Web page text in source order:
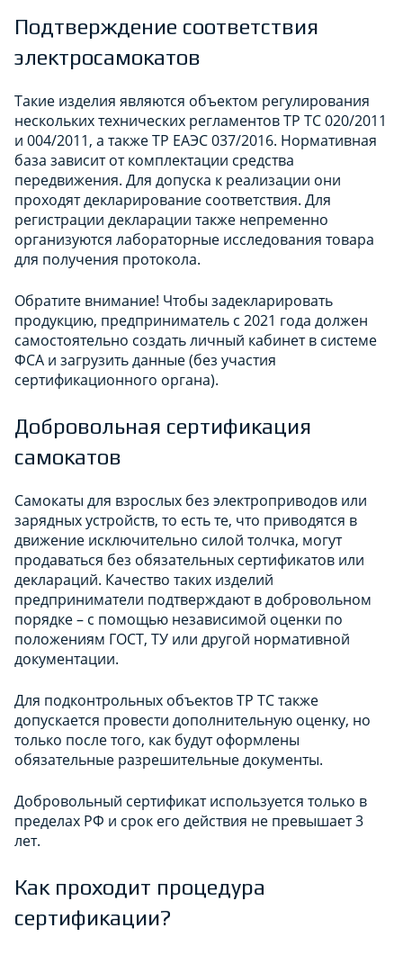
Подтверждение соответствия
электросамокатов
Такие изделия являются объектом регулирования
нескольких технических регламентов ТР ТС 020/2011
и 004/2011, а также ТР ЕАЭС 037/2016. Нормативная
база зависит от комплектации средства
передвижения. Для допуска к реализации они
проходят декларирование соответствия. Для
регистрации декларации также непременно
организуются лабораторные исследования товара
для получения протокола.
Обратите внимание! Чтобы задекларировать
продукцию, предприниматель с 2021 года должен
самостоятельно создать личный кабинет в системе
ФСА и загрузить данные (без участия
сертификационного органа).
Добровольная сертификация
самокатов
Самокаты для взрослых без электроприводов или
зарядных устройств, то есть те, что приводятся в
движение исключительно силой толчка, могут
продаваться без обязательных сертификатов или
деклараций. Качество таких изделий
предприниматели подтверждают в добровольном
порядке – с помощью независимой оценки по
положениям ГОСТ, ТУ или другой нормативной
документации.
Для подконтрольных объектов ТР ТС также
допускается провести дополнительную оценку, но
только после того, как будут оформлены
обязательные разрешительные документы.
Добровольный сертификат используется только в
пределах РФ и срок его действия не превышает 3
лет.
Как проходит процедура
сертификации?